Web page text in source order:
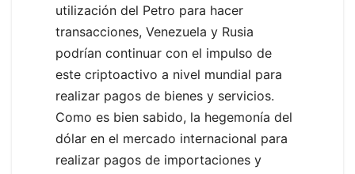
utilización del Petro para hacer
transacciones, Venezuela y Rusia
podrían continuar con el impulso de
este criptoactivo a nivel mundial para
realizar pagos de bienes y servicios.
Como es bien sabido, la hegemonía del
dólar en el mercado internacional para
realizar pagos de importaciones y